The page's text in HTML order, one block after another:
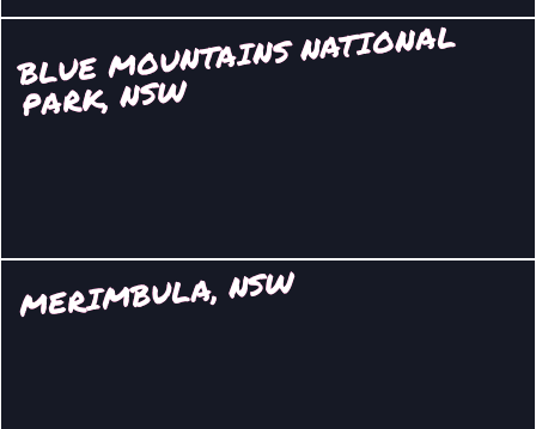
BLUE
MOUNTAINS NATIONAL
PARK, NS
W
MERIMBULA, NSW